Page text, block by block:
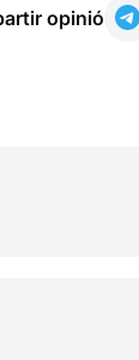
opinió